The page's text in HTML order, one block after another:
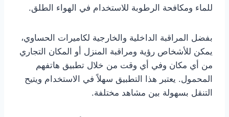
للماء ومكافحة الرطوبة للاستخدام في الهواء الطلق.
بفضل المراقبة الداخلية والخارجية لكاميرات الحساوي،
يمكن للأشخاص رؤية ومراقبة المنزل أو المكان التجاري
من أي مكان وفي أي وقت من خلال تطبيق هاتفهم
المحمول. يعتبر هذا التطبيق سهلاً في الاستخدام ويتيح
التنقل بسهولة بين مشاهد مختلفة.